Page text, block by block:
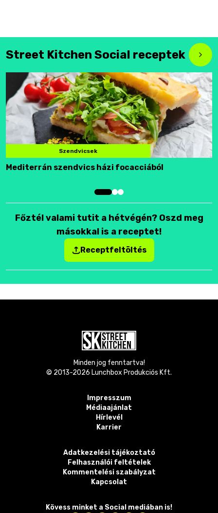
Street Kitchen Social receptek
Szendvicsek
Mediterrán szendvics házi focacciából
Főztél valami tutit a hétvégén? Oszd meg
másokkal is a receptet!
Receptfeltöltés
Minden jog fenntartva!
© 2013-2026 Lunchbox Produkciós Kft.
Impresszum
Médiaajánlat
Hírlevél
Karrier
Adatkezelési tájékoztató
Felhasználói feltételek
Kommentelési szabályzat
Kapcsolat
Kövess minket a Social mediában is!